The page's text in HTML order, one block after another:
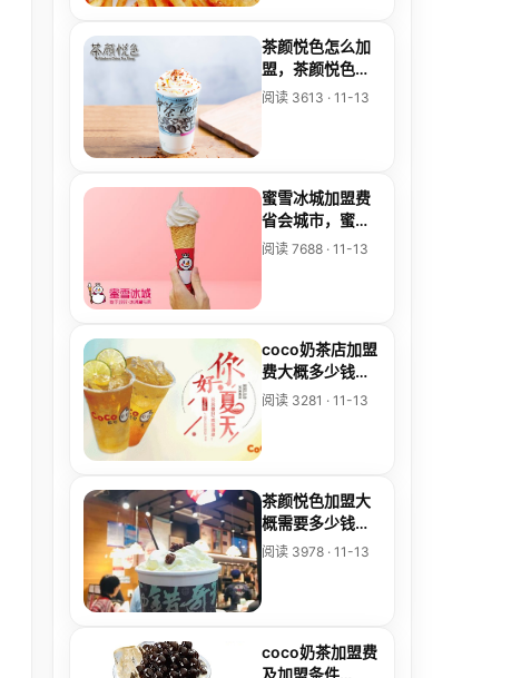
茶颜悦色怎么加
盟，茶颜悦色奶
茶官网
阅读 3613 · 11-13
蜜雪冰城加盟费
省会城市，蜜雪
冰城省会加盟费
阅读 7688 · 11-13
coco奶茶店加盟
费大概多少钱，
加盟奶茶店品牌
阅读 3281 · 11-13
茶颜悦色加盟大
概需要多少钱，
加盟茶颜悦色大
阅读 3978 · 11-13
coco奶茶加盟费
及加盟条件